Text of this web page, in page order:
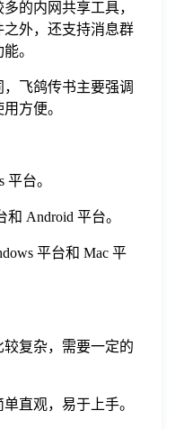
的内网共享工具，
外，还支持消息群
。
飞鸽传书主要强调
方便。
平台。
Android 平台。
平台和 Mac 平
复杂，需要一定的
直观，易于上手。